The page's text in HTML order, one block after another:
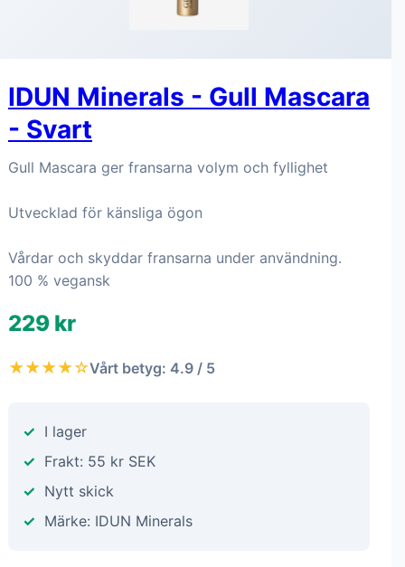
IDUN Minerals - Gull Mascara
- Svart
Gull Mascara ger fransarna volym och fyllighet
Utvecklad för känsliga ögon
Vårdar och skyddar fransarna under användning.
100 % vegansk
229 kr
★★★★☆Vårt betyg: 4.9 / 5
I lager
Frakt: 55 kr SEK
Nytt skick
Märke: IDUN Minerals